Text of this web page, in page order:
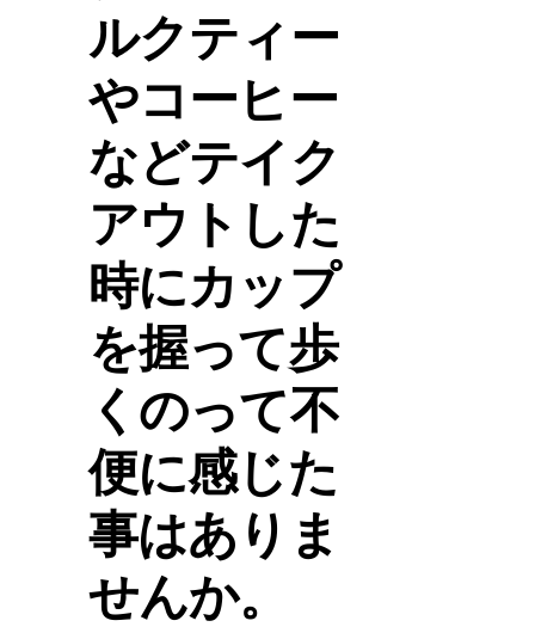
ルクティー
やコーヒー
などテイク
アウトした
時にカップ
を握って歩
くのって不
便に感じた
事はありま
せんか。